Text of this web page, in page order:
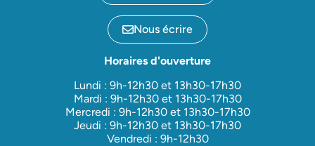
Nous écrire
Horaires d'ouverture
Lundi : 9h-12h30 et 13h30-17h30
Mardi : 9h-12h30 et 13h30-17h30
Mercredi : 9h-12h30 et 13h30-17h30
Jeudi : 9h-12h30 et 13h30-17h30
Vendredi : 9h-12h30